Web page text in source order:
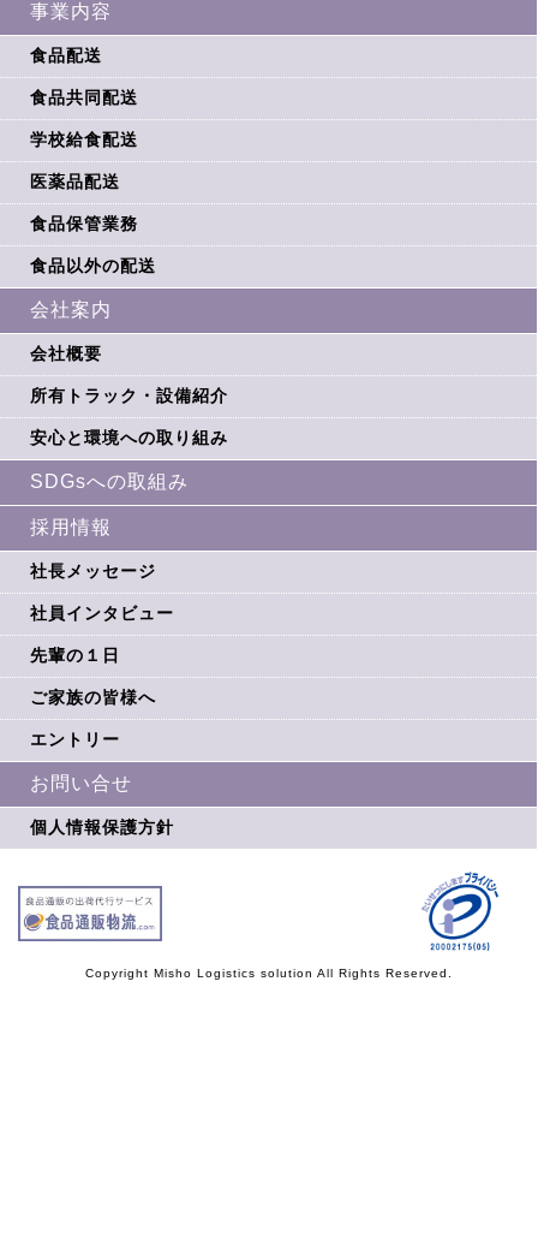
事業内容
食品配送
食品共同配送
学校給食配送
医薬品配送
食品保管業務
食品以外の配送
会社案内
会社概要
所有トラック・設備紹介
安心と環境への取り組み
SDGsへの取組み
採用情報
社長メッセージ
社員インタビュー
先輩の１日
ご家族の皆様へ
エントリー
お問い合せ
個人情報保護方針
Copyright Misho Logistics solution All Rights Reserved.